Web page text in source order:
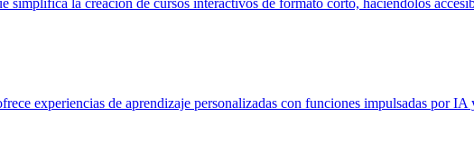
experiencias de aprendizaje personalizadas con funciones impulsadas por IA